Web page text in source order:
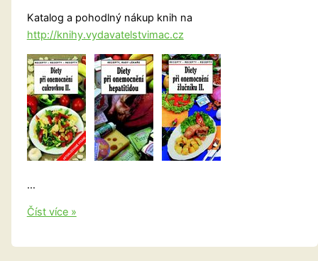
Katalog a pohodlný nákup knih na
http://knihy.vydavatelstvimac.cz
…
Vydavatelství
nakladatelství
Číst více »